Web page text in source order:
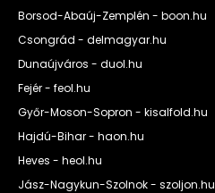
Borsod-Abaúj-Zemplén - boon.hu
Csongrád - delmagyar.hu
Dunaújváros - duol.hu
Fejér - feol.hu
Győr-Moson-Sopron - kisalfold.hu
Hajdú-Bihar - haon.hu
Heves - heol.hu
Jász-Nagykun-Szolnok - szoljon.hu